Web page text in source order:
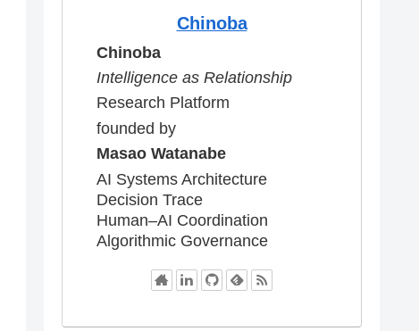
Chinoba
Chinoba
Intelligence as Relationship
Research Platform
founded by
Masao Watanabe
AI Systems Architecture
Decision Trace
Human–AI Coordination
Algorithmic Governance